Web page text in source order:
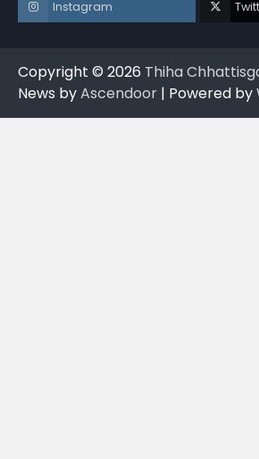
Instagram
Copyright © 2026 Thiha
News byAscendoor | Powered by